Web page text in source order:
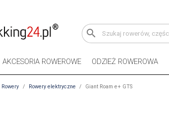
search
AKCESORIA ROWEROWE ODZIEŻ ROWEROWA
Rowery Rowery elektryczne Giant Roam e+ GTS